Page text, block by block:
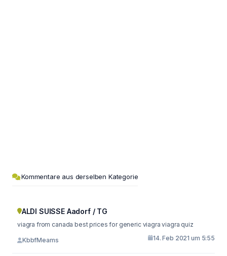
Kommentare aus derselben Kategorie
ALDI SUISSE Aadorf / TG
viagra from canada best prices for generic viagra viagra quiz
KbbfMeams 14. Feb 2021 um 5:55